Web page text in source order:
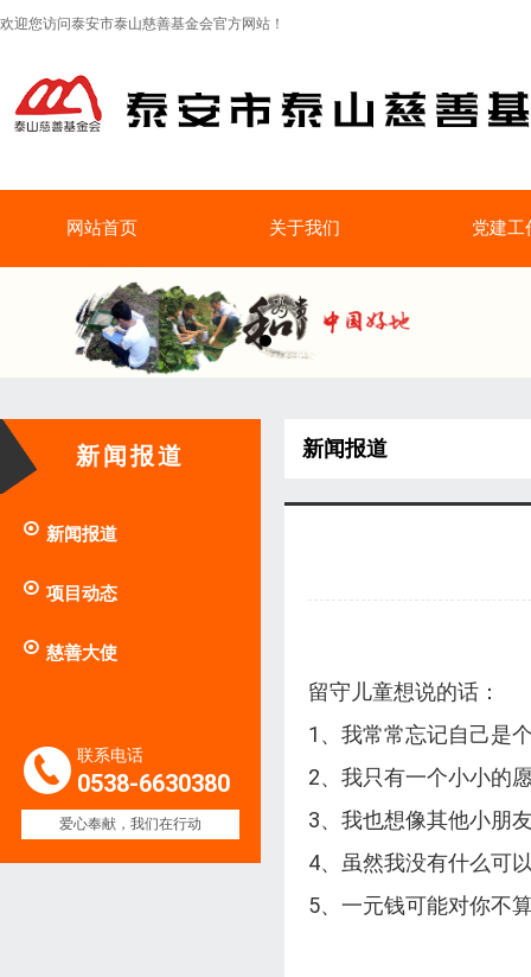
欢迎您访问泰安市泰山慈善基金会官方网站！
网站首页 关于我们 党建工
新闻报道
 新闻报道
 项目动态
 慈善大使
联系电话
0538-6630380
爱心奉献，我们在行动
新闻报道
留守儿童想说的话：
1、我常常忘记自己是
2、我只有一个小小的
3、我也想像其他小朋
4、虽然我没有什么可
5、一元钱可能对你不